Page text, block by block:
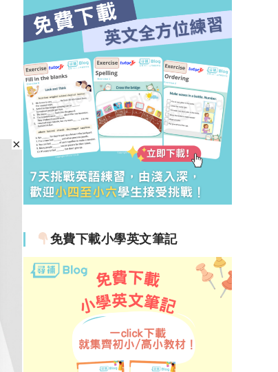
免費下載小學英文筆記